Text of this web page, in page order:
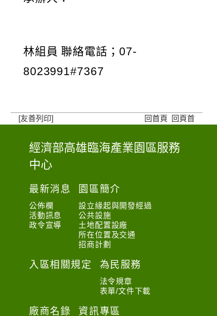
林組員 聯絡電話；07-
8023991#7367
[友善列印] 回首頁 回頁首
:
:
經濟部高雄臨海產業園區服務
中心
最新消息
公佈欄
活動訊息
政令宣導
園區簡介
設立緣起與開發經過
公共設施
土地配置設廠
所在位置及交通
招商計劃
入區相關規定 為民服務
法令規章
表單/文件下載
廠商名錄 資訊專區